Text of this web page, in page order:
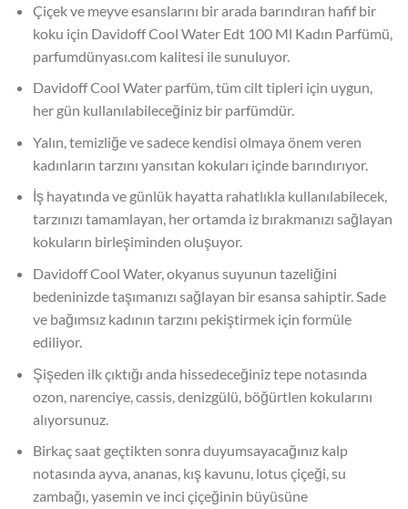
Çiçek ve meyve esanslarını bir arada barındıran hafif bir
koku için Davidoff Cool Water Edt 100 Ml Kadın Parfümü,
parfumdünyası.com kalitesi ile sunuluyor.
Davidoff Cool Water parfüm, tüm cilt tipleri için uygun,
her gün kullanılabileceğiniz bir parfümdür.
Yalın, temizliğe ve sadece kendisi olmaya önem veren
kadınların tarzını yansıtan kokuları içinde barındırıyor.
İş hayatında ve günlük hayatta rahatlıkla kullanılabilecek,
tarzınızı tamamlayan, her ortamda iz bırakmanızı sağlayan
kokuların birleşiminden oluşuyor.
Davidoff Cool Water, okyanus suyunun tazeliğini
bedeninizde taşımanızı sağlayan bir esansa sahiptir. Sade
ve bağımsız kadının tarzını pekiştirmek için formüle
ediliyor.
Şişeden ilk çıktığı anda hissedeceğiniz tepe notasında
ozon, narenciye, cassis, denizgülü, böğürtlen kokularını
alıyorsunuz.
Birkaç saat geçtikten sonra duyumsayacağınız kalp
notasında ayva, ananas, kış kavunu, lotus çiçeği, su
zambağı, yasemin ve inci çiçeğinin büyüsüne